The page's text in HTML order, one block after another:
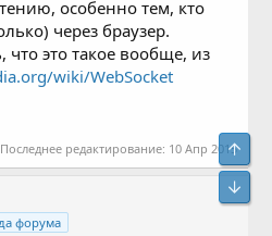
особенно тем, кто
через браузер.
что это такое вообще, из
wiki/WebSocket
Последнее редактирование: 10 Апр 2015
форума